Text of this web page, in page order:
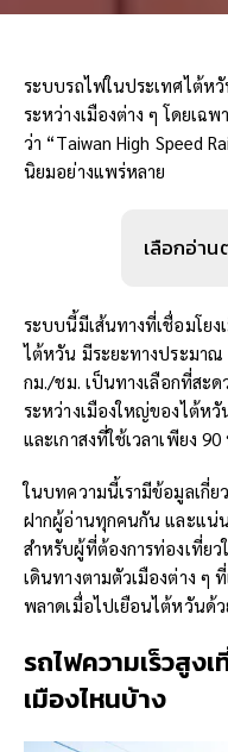
ระบบรถไฟในประเทศไต้ห
ระหว่างเมืองต่าง ๆ โดยเฉ
ว่า “Taiwan High Speed
นิยมอย่างแพร่หลาย
เลือกอ่า
ระบบนี้มีเส้นทางที่เชื่อมโย
ไต้หวัน มีระยะทางประมาณ
กม./ชม. เป็นทางเลือกที่สะด
ระหว่างเมืองใหญ่ของไต้หวั
และเกาสงที่ใช้เวลาเพียง
ในบทความนี้เรามีข้อมูลเกี่
ฝากผู้อ่านทุกคนกัน และแน่
สำหรับผู้ที่ต้องการท่องเที่ยว
เดินทางตามตัวเมืองต่าง ๆ
พลาดเมื่อไปเยือนไต้หวันด้ว
รถไฟความเร็วสูง
เมืองไหนบ้าง